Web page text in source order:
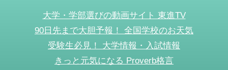
大学・学部選びの動画サイト 東進TV
90日先まで大胆予報！ 全国学校のお天気
受験生必見！ 大学情報・入試情報
きっと元気になる Proverb格言